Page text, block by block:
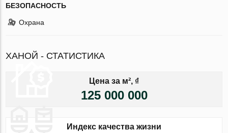
БЕЗОПАСНОСТЬ
Охрана
ХАНОЙ - СТАТИСТИКА
Цена за м², ₫
125 000 000
Индекс качества жизни